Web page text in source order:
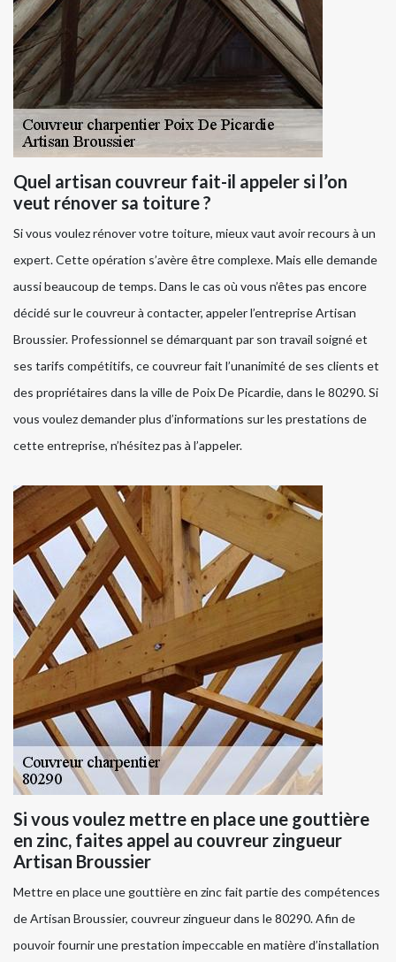
Quel artisan couvreur fait-il appeler si l’on
veut rénover sa toiture ?
Si vous voulez rénover votre toiture, mieux vaut avoir recours à un
expert. Cette opération s’avère être complexe. Mais elle demande
aussi beaucoup de temps. Dans le cas où vous n’êtes pas encore
décidé sur le couvreur à contacter, appeler l’entreprise Artisan
Broussier. Professionnel se démarquant par son travail soigné et
ses tarifs compétitifs, ce couvreur fait l’unanimité de ses clients et
des propriétaires dans la ville de Poix De Picardie, dans le 80290. Si
vous voulez demander plus d’informations sur les prestations de
cette entreprise, n’hésitez pas à l’appeler.
Si vous voulez mettre en place une gouttière
en zinc, faites appel au couvreur zingueur
Artisan Broussier
Mettre en place une gouttière en zinc fait partie des compétences
de Artisan Broussier, couvreur zingueur dans le 80290. Afin de
pouvoir fournir une prestation impeccable en matière d’installation